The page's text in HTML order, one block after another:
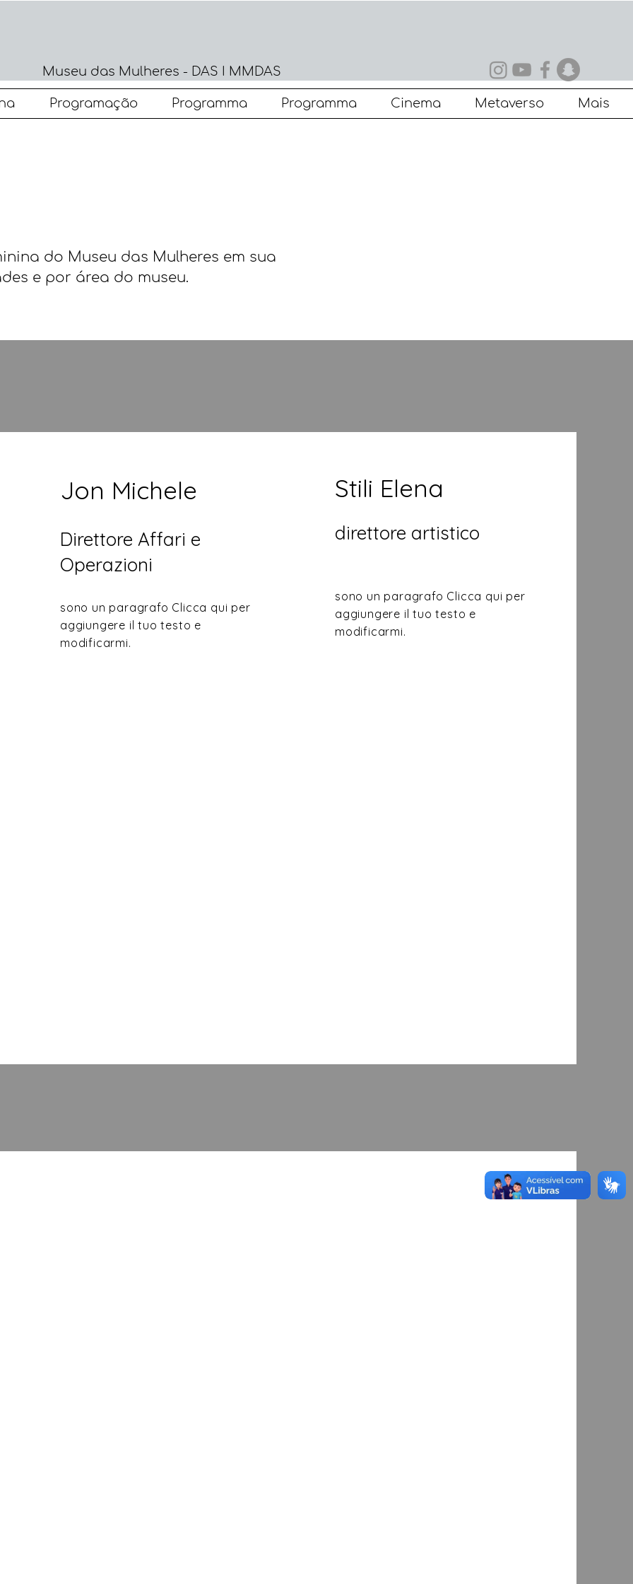
Museu das Mulheres - DAS I MMDAS
Programação Programma Programma Cinema Metaverso Mais
do Museu das Mulheres em sua
e por área do museu.
Jon Michele
Direttore Affari e
Operazioni
sono un paragrafo Clicca qui per
aggiungere il tuo testo e
modificarmi.
Stili Elena
direttore artistico
sono un paragrafo Clicca qui per
aggiungere il tuo testo e
modificarmi.